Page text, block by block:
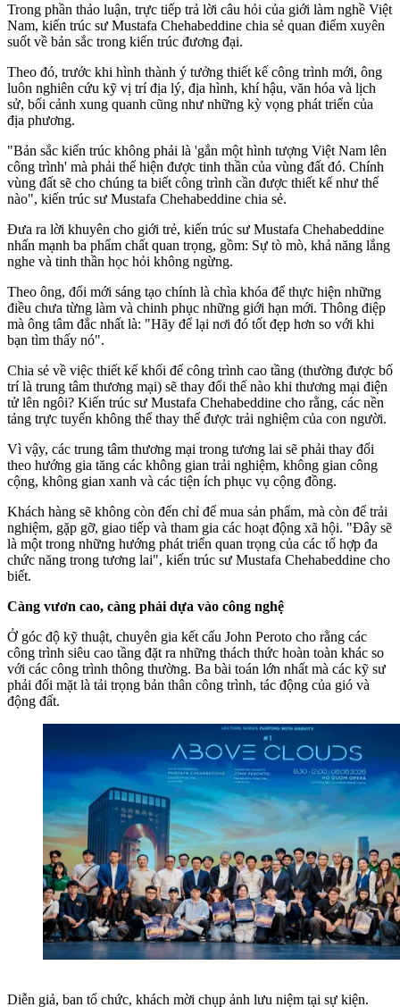
Trong phần thảo luận, trực tiếp trả lời câu hỏi của giới làm nghề Việt
Nam, kiến trúc sư Mustafa Chehabeddine chia sẻ quan điểm xuyên
suốt về bản sắc trong kiến trúc đương đại.
Theo đó, trước khi hình thành ý tưởng thiết kế công trình mới, ông
luôn nghiên cứu kỹ vị trí địa lý, địa hình, khí hậu, văn hóa và lịch
sử, bối cảnh xung quanh cũng như những kỳ vọng phát triển của
địa phương.
"Bản sắc kiến trúc không phải là 'gắn một hình tượng Việt Nam lên
công trình' mà phải thể hiện được tinh thần của vùng đất đó. Chính
vùng đất sẽ cho chúng ta biết công trình cần được thiết kế như thế
nào", kiến trúc sư Mustafa Chehabeddine chia sẻ.
Đưa ra lời khuyên cho giới trẻ, kiến trúc sư Mustafa Chehabeddine
nhấn mạnh ba phẩm chất quan trọng, gồm: Sự tò mò, khả năng lắng
nghe và tinh thần học hỏi không ngừng.
Theo ông, đổi mới sáng tạo chính là chìa khóa để thực hiện những
điều chưa từng làm và chinh phục những giới hạn mới. Thông điệp
mà ông tâm đắc nhất là: "Hãy để lại nơi đó tốt đẹp hơn so với khi
bạn tìm thấy nó".
Chia sẻ về việc thiết kế khối đế công trình cao tầng (thường được bố
trí là trung tâm thương mại) sẽ thay đổi thế nào khi thương mại điện
tử lên ngôi? Kiến trúc sư Mustafa Chehabeddine cho rằng, các nền
tảng trực tuyến không thể thay thế được trải nghiệm của con người.
Vì vậy, các trung tâm thương mại trong tương lai sẽ phải thay đổi
theo hướng gia tăng các không gian trải nghiệm, không gian công
cộng, không gian xanh và các tiện ích phục vụ cộng đồng.
Khách hàng sẽ không còn đến chỉ để mua sản phẩm, mà còn để trải
nghiệm, gặp gỡ, giao tiếp và tham gia các hoạt động xã hội. "Đây sẽ
là một trong những hướng phát triển quan trọng của các tổ hợp đa
chức năng trong tương lai", kiến trúc sư Mustafa Chehabeddine cho
biết.
Càng vươn cao, càng phải dựa vào công nghệ
Ở góc độ kỹ thuật, chuyên gia kết cấu John Peroto cho rằng các
công trình siêu cao tầng đặt ra những thách thức hoàn toàn khác so
với các công trình thông thường. Ba bài toán lớn nhất mà các kỹ sư
phải đối mặt là tải trọng bản thân công trình, tác động của gió và
động đất.
Diễn giả, ban tổ chức, khách mời chụp ảnh lưu niệm tại sự kiện.